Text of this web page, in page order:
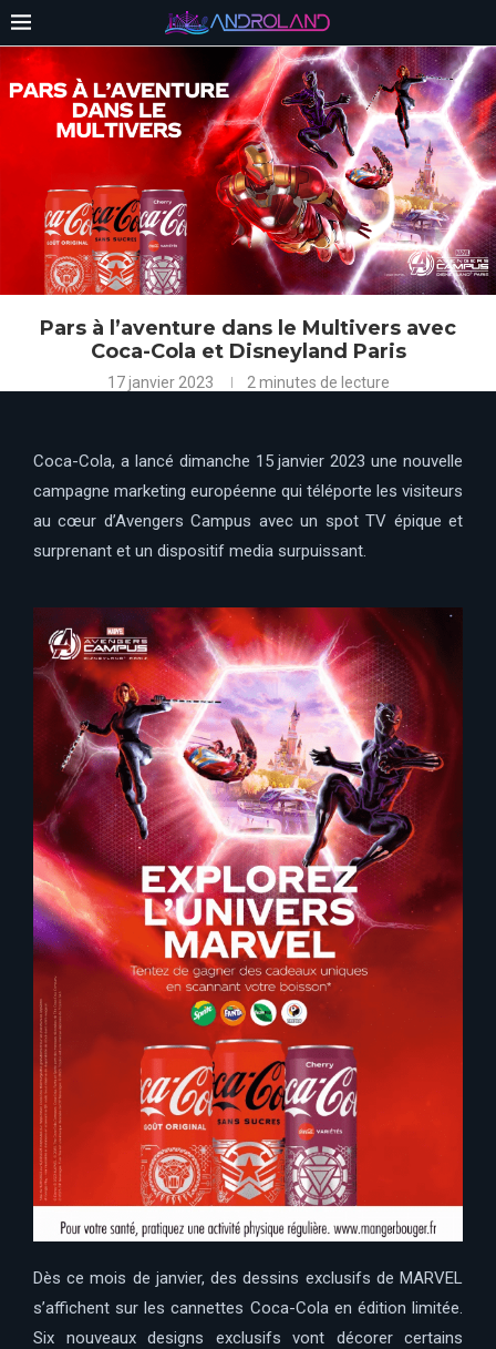
Pars à l’aventure dans le Multivers avec
Coca-Cola et Disneyland Paris
17 janvier 2023 2 minutes de lecture
Coca-Cola, a lancé dimanche 15 janvier 2023 une nouvelle
campagne marketing européenne qui téléporte les visiteurs
au cœur d’Avengers Campus avec un spot TV épique et
surprenant et un dispositif media surpuissant.
Dès ce mois de janvier, des dessins exclusifs de MARVEL
s’affichent sur les cannettes Coca-Cola en édition limitée.
Six nouveaux designs exclusifs vont décorer certains